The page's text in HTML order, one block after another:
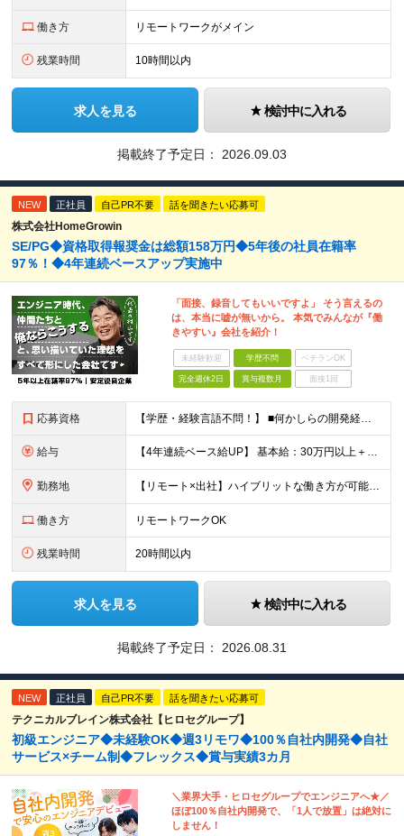
働き方 リモートワークがメイン
残業時間 10時間以内
求人を見る 検討中に入れる
掲載終了予定日： 2026.09.03
NEW 正社員 自己PR不要 話を聞きたい応募可
株式会社HomeGrowin
SE/PG◆資格取得報奨金は総額158万円◆5年後の社員在籍率
97％！◆4年連続ベースアップ実施中
「面接、録音してもいいですよ」 そう言えるの
は、本当に嘘が無いから。 本気でみんなが『働
きやすい』会社を紹介！
未経験歓迎 学歴不問 ベテランOK
完全週休2日 賞与複数月 面接1回
応募資格 【学歴・経験言語不問！】 ■何かしらの開発経験をお持ちの方 ■SESにおいて自走してプロジェクトに参画したご経験をお持ちの方 ≪当求人では当社評価基準【J2】相当のご経験者様を募集しています≫ 当社
給与 【4年連続ベース給UP】 基本給：30万円以上＋残業代(全額)＋各種手当 ※みなし残業なし ※基本給は経験や前職の給与を十分に考慮します ※交通費別途支給 ※6ヶ月間の試用期間があります（給与・待遇は
勤務地 【リモート×出社】ハイブリットな働き方が可能！ 東京、神奈川、埼玉、千葉のプロジェクト先 ■本社 神奈川県横浜市神奈川区栄町3-12 パシフィックマークス横浜イースト6F ■事業所(東京都最寄駅のみ
働き方 リモートワークOK
残業時間 20時間以内
求人を見る 検討中に入れる
掲載終了予定日： 2026.08.31
NEW 正社員 自己PR不要 話を聞きたい応募可
テクニカルブレイン株式会社【ヒロセグループ】
初級エンジニア◆未経験OK◆週3リモワ◆100％自社内開発◆自社
サービス×チーム制◆フレックス◆賞与実績3カ月
＼業界大手・ヒロセグループでエンジニアへ★／
ほぼ100％自社内開発で、「1人で放置」は絶対に
しません！